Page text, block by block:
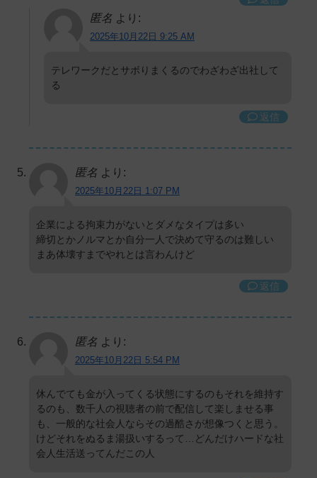
匿名 より:
2025年10月22日 9:25 AM
テレワークだとサボりまくるのでわざわざ出社して
る
返信
匿名 より:
2025年10月22日 1:07 PM
企業による拘束力がないとダメなタイプは多い
締切とかノルマとか自分一人で決めて守るのは難しい
まあ体壊すまでやれとは言わんけど
返信
匿名 より:
2025年10月22日 5:54 PM
休んでても金が入ってくる状態にするのもそれを維持す
るのも、数千人の視聴者の前で配信して楽しませる事
も、一般的な社会人ならその過酷さが想像つくと思う。
けどそれをぬるま湯扱いするって…どんだけハードな社
会人生活送ってんだこの人